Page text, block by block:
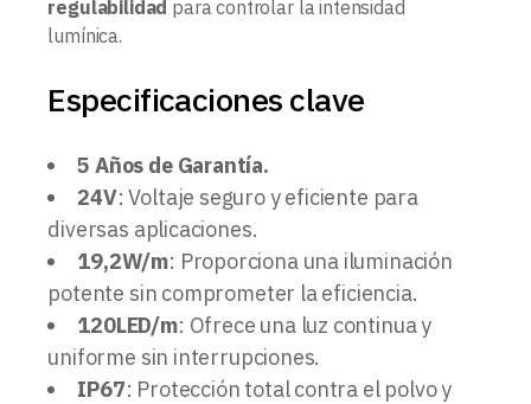
regulabilidad para controlar la intensidad
lumínica.
Especificaciones clave
5 Años de Garantía.
24V: Voltaje seguro y eficiente para
diversas aplicaciones.
19,2W/m: Proporciona una iluminación
potente sin comprometer la eficiencia.
120LED/m: Ofrece una luz continua y
uniforme sin interrupciones.
IP67: Protección total contra el polvo y